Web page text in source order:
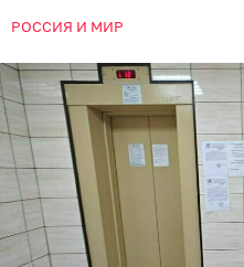
РОССИЯ И МИР